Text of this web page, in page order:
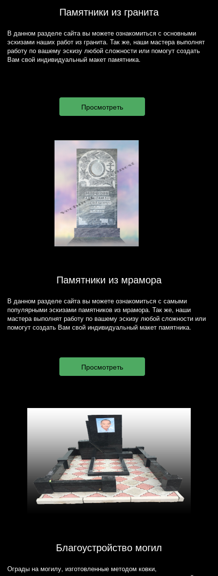
Памятники из гранита
В данном разделе сайта вы можете ознакомиться с основными
эскизами наших работ из гранита. Так же, наши мастера выполнят
работу по вашему эскизу любой сложности или помогут создать
Вам свой индивидуальный макет памятника.
Памятники из мрамора
В данном разделе сайта вы можете ознакомиться с самыми
популярными эскизами памятников из мрамора. Так же, наши
мастера выполнят работу по вашему эскизу любой сложности или
помогут создать Вам свой индивидуальный макет памятника.
Благоустройство могил
Ограды на могилу, изготовленные методом ковки,